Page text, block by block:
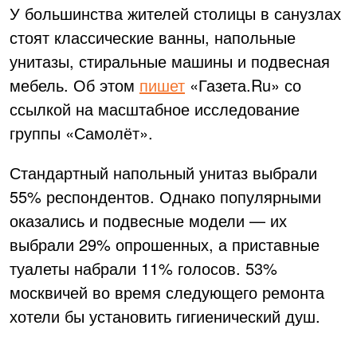
У большинства жителей столицы в санузлах
стоят классические ванны, напольные
унитазы, стиральные машины и подвесная
мебель. Об этом пишет «Газета.Ru» со
ссылкой на масштабное исследование
группы «Самолёт».
Стандартный напольный унитаз выбрали
55% респондентов. Однако популярными
оказались и подвесные модели — их
выбрали 29% опрошенных, а приставные
туалеты набрали 11% голосов. 53%
москвичей во время следующего ремонта
хотели бы установить гигиенический душ.